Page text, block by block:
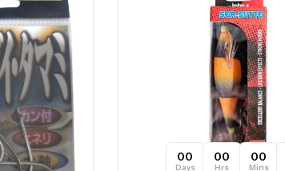
00
Days
00
Hrs
00
Mins